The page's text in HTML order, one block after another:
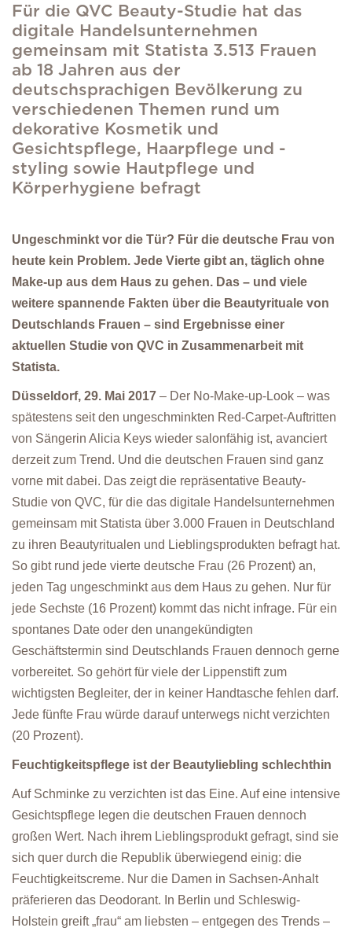
Für die QVC Beauty-Studie hat das
digitale Handelsunternehmen
gemeinsam mit Statista 3.513 Frauen
ab 18 Jahren aus der
deutschsprachigen Bevölkerung zu
verschiedenen Themen rund um
dekorative Kosmetik und
Gesichtspflege, Haarpflege und -
styling sowie Hautpflege und
Körperhygiene befragt
Ungeschminkt vor die Tür? Für die deutsche Frau von
heute kein Problem. Jede Vierte gibt an, täglich ohne
Make-up aus dem Haus zu gehen. Das – und viele
weitere spannende Fakten über die Beautyrituale von
Deutschlands Frauen – sind Ergebnisse einer
aktuellen Studie von QVC in Zusammenarbeit mit
Statista.
Düsseldorf, 29. Mai 2017 – Der No-Make-up-Look – was
spätestens seit den ungeschminkten Red-Carpet-Auftritten
von Sängerin Alicia Keys wieder salonfähig ist, avanciert
derzeit zum Trend. Und die deutschen Frauen sind ganz
vorne mit dabei. Das zeigt die repräsentative Beauty-
Studie von QVC, für die das digitale Handelsunternehmen
gemeinsam mit Statista über 3.000 Frauen in Deutschland
zu ihren Beautyritualen und Lieblingsprodukten befragt hat.
So gibt rund jede vierte deutsche Frau (26 Prozent) an,
jeden Tag ungeschminkt aus dem Haus zu gehen. Nur für
jede Sechste (16 Prozent) kommt das nicht infrage. Für ein
spontanes Date oder den unangekündigten
Geschäftstermin sind Deutschlands Frauen dennoch gerne
vorbereitet. So gehört für viele der Lippenstift zum
wichtigsten Begleiter, der in keiner Handtasche fehlen darf.
Jede fünfte Frau würde darauf unterwegs nicht verzichten
(20 Prozent).
Feuchtigkeitspflege ist der Beautyliebling schlechthin
Auf Schminke zu verzichten ist das Eine. Auf eine intensive
Gesichtspflege legen die deutschen Frauen dennoch
großen Wert. Nach ihrem Lieblingsprodukt gefragt, sind sie
sich quer durch die Republik überwiegend einig: die
Feuchtigkeitscreme. Nur die Damen in Sachsen-Anhalt
präferieren das Deodorant. In Berlin und Schleswig-
Holstein greift „frau“ am liebsten – entgegen des Trends –